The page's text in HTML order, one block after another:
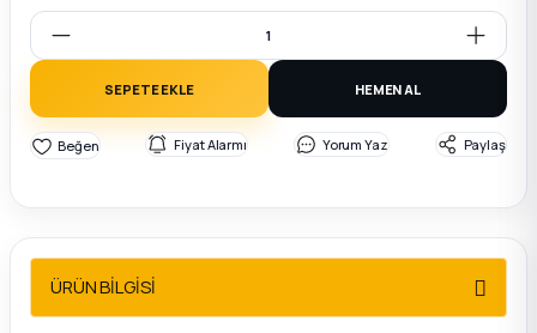
Parça
SEPETE EKLE HEMEN AL
Fiyat Alarmı Yorum Yaz Paylaş
ÜRÜN BİLGİSİ